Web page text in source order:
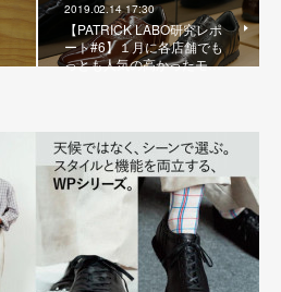
2019.02.14 17:30
【PATRICK LABO研究レポ
ート#6】１月に各店舗でも
っとも人気の高かったモ…